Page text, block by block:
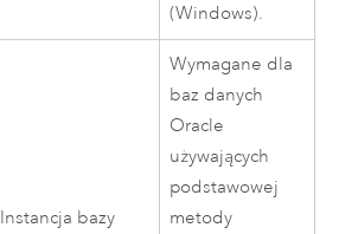
(Windows).
Instancja bazy
Wymagane dla
baz danych
Oracle
używających
podstawowej
metody